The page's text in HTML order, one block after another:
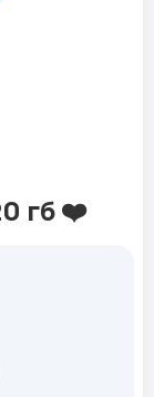
гб ❤️